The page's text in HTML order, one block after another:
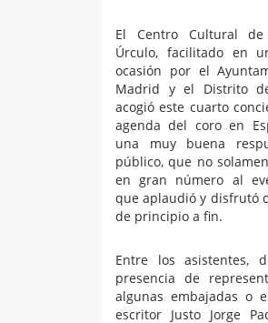
El Centro Cultural de
Úrculo, facilitado en
ocasión por el
Madrid y el Distrito
acogió este cuarto
agenda del coro en
una muy buena
público, que no
en gran número al
que aplaudió y disfrutó
de principio a fin.
Entre los asistentes,
presencia de
algunas embajadas o
escritor Justo Jorge